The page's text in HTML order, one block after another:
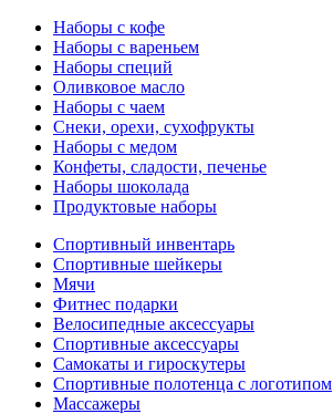
Наборы с кофе
Наборы с вареньем
Наборы специй
Оливковое масло
Наборы с чаем
Снеки, орехи, сухофрукты
Наборы с медом
Конфеты, сладости, печенье
Наборы шоколада
Продуктовые наборы
Спортивный инвентарь
Спортивные шейкеры
Мячи
Фитнес подарки
Велосипедные аксессуары
Спортивные аксессуары
Самокаты и гироскутеры
Спортивные полотенца с логотипом
Массажеры